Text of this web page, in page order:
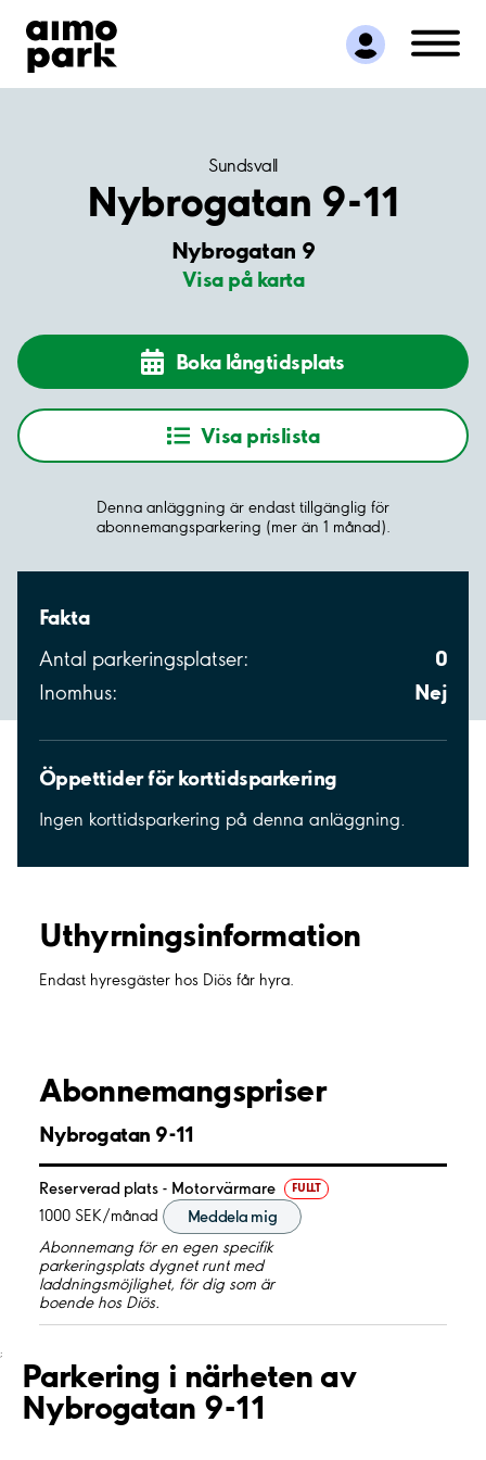
Hitta parkering
Samarbete
Kundservice
Sundsvall
Nybrogatan 9-11
Nybrogatan 9
Visa på karta
Boka långtidsplats
Visa prislista
Denna anläggning är endast tillgänglig för
abonnemangsparkering (mer än 1 månad).
Fakta
Antal parkeringsplatser: 0
Inomhus: Nej
Öppettider för korttidsparkering
Ingen korttidsparkering på denna anläggning.
Uthyrnings­information
Endast hyresgäster hos Diös får hyra.
Abonnemangspriser
Nybrogatan 9-11
Reserverad plats - Motorvärmare FULLT
1000 SEK/månad
Meddela mig
Abonnemang för en egen specifik
parkeringsplats dygnet runt med
laddningsmöjlighet, för dig som är
boende hos Diös.
;
Parkering i närheten av
Nybrogatan 9-11